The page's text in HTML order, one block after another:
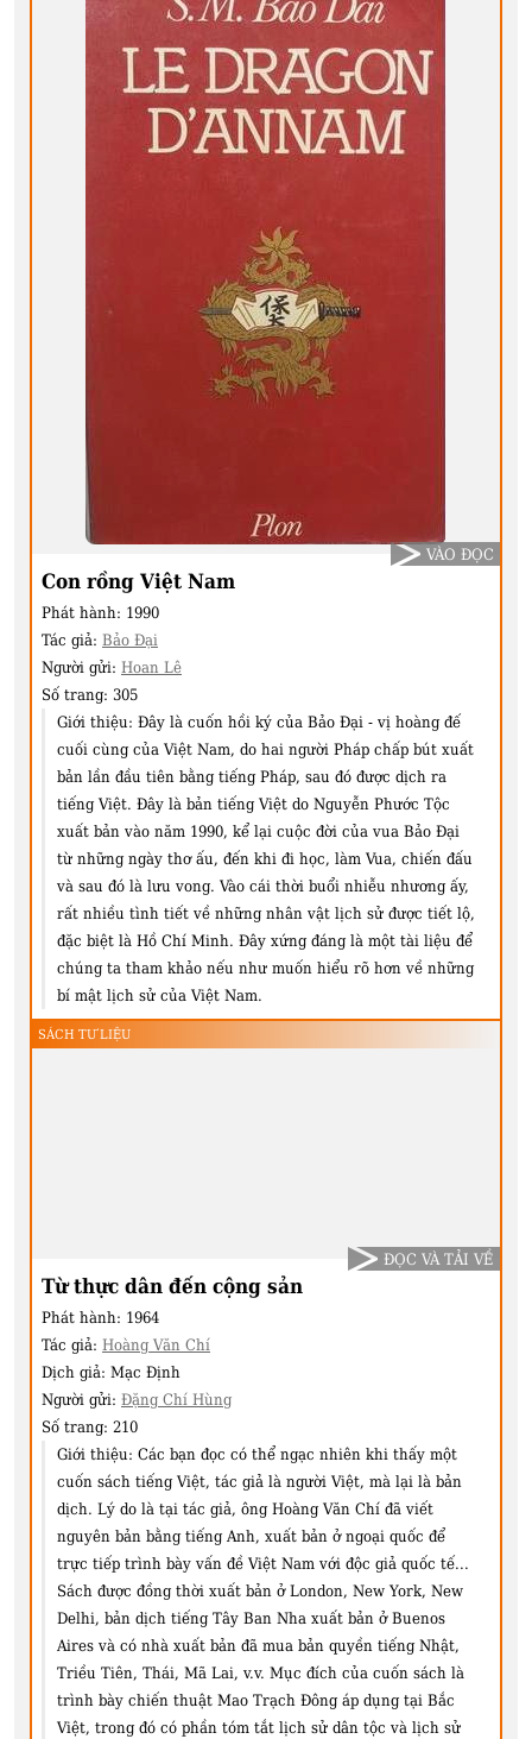
Con rồng Việt Nam
Phát hành: 1990
Tác giả: Bảo Đại
Người gửi: Hoan Lê
Số trang: 305
Giới thiệu: Đây là cuốn hồi ký của Bảo Đại - vị hoàng đế
cuối cùng của Việt Nam, do hai người Pháp chấp bút xuất
bản lần đầu tiên bằng tiếng Pháp, sau đó được dịch ra
tiếng Việt. Đây là bản tiếng Việt do Nguyễn Phước Tộc
xuất bản vào năm 1990, kể lại cuộc đời của vua Bảo Đại
từ những ngày thơ ấu, đến khi đi học, làm Vua, chiến đấu
và sau đó là lưu vong. Vào cái thời buổi nhiễu nhương ấy,
rất nhiều tình tiết về những nhân vật lịch sử được tiết lộ,
đặc biệt là Hồ Chí Minh. Đây xứng đáng là một tài liệu để
chúng ta tham khảo nếu như muốn hiểu rõ hơn về những
bí mật lịch sử của Việt Nam.
VÀO ĐỌC
SÁCH TƯ LIỆU
Từ thực dân đến cộng sản
Phát hành: 1964
Tác giả: Hoàng Văn Chí
Dịch giả: Mạc Định
Người gửi: Đặng Chí Hùng
Số trang: 210
Giới thiệu: Các bạn đọc có thể ngạc nhiên khi thấy một
cuốn sách tiếng Việt, tác giả là người Việt, mà lại là bản
dịch. Lý do là tại tác giả, ông Hoàng Văn Chí đã viết
nguyên bản bằng tiếng Anh, xuất bản ở ngoại quốc để
trực tiếp trình bày vấn đề Việt Nam với độc giả quốc tế...
Sách được đồng thời xuất bản ở London, New York, New
Delhi, bản dịch tiếng Tây Ban Nha xuất bản ở Buenos
Aires và có nhà xuất bản đã mua bản quyền tiếng Nhật,
Triều Tiên, Thái, Mã Lai, v.v. Mục đích của cuốn sách là
trình bày chiến thuật Mao Trạch Đông áp dụng tại Bắc
Việt, trong đó có phần tóm tắt lịch sử dân tộc và lịch sử
ĐỌC VÀ TẢI VỀ